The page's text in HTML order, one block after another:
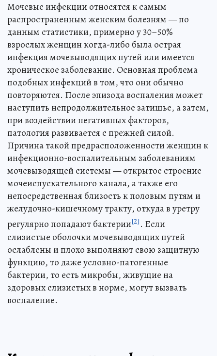
Мочевые инфекции относятся к самым
распространенным женским болезням — по
данным статистики, примерно у 30–50%
взрослых женщин когда-либо была острая
инфекция мочевыводящих путей или имеется
хроническое заболевание. Основная проблема
подобных инфекций в том, что они обычно
повторяются. После эпизода воспаления может
наступить непродолжительное затишье, а затем,
при воздействии негативных факторов,
патология развивается с прежней силой.
Причина такой предрасположенности женщин к
инфекционно-воспалительным заболеваниям
мочевыводящей системы — открытое строение
мочеиспускательного канала, а также его
непосредственная близость к половым путям и
желудочно-кишечному тракту, откуда в уретру
регулярно попадают бактерии[2]. Если
слизистые оболочки мочевыводящих путей
ослаблены и плохо выполняют свою защитную
функцию, то даже условно-патогенные
бактерии, то есть микробы, живущие на
здоровых слизистых в норме, могут вызвать
воспаление.